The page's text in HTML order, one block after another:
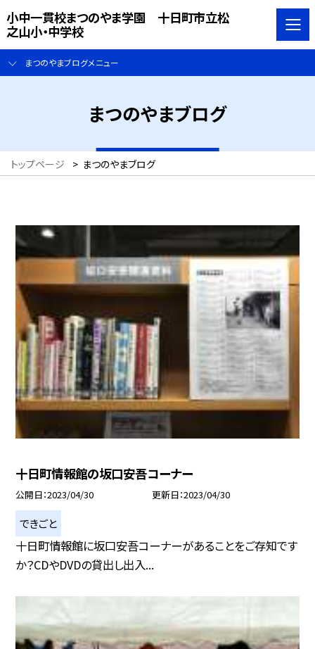
小中一貫校まつのやま学園 十日町市立松
之山小・中学校
まつのやまブログメニュー
まつのやまブログ
トップページ > まつのやまブログ
十日町情報館の坂口安吾コーナー
公開日 2023/04/30 更新日 2023/04/30
できごと
十日町情報館に坂口安吾コーナーがあることをご存知です
か？CDやDVDの貸出し出入...